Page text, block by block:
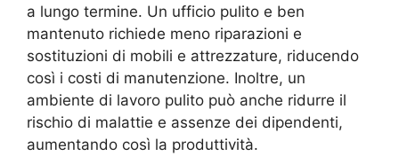
a lungo termine. Un ufficio pulito e ben
mantenuto richiede meno riparazioni e
sostituzioni di mobili e attrezzature, riducendo
così i costi di manutenzione. Inoltre, un
ambiente di lavoro pulito può anche ridurre il
rischio di malattie e assenze dei dipendenti,
aumentando così la produttività.